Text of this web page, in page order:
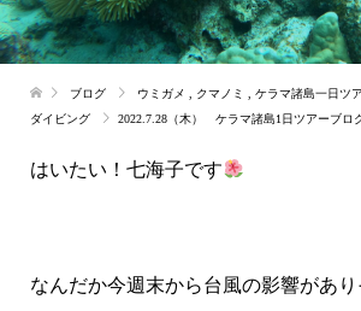
ブログ ウミガメ クマノミ ケラマ諸島一日ツ
ダイビング
2022.7.28（木） ケラマ諸島1日ツアーブロ
はいたい！七海子です
なんだか今週末から台風の影響があり